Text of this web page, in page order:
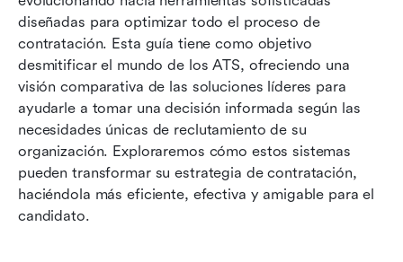
diseñadas para optimizar todo el proceso de
contratación. Esta guía tiene como objetivo
desmitificar el mundo de los ATS, ofreciendo una
visión comparativa de las soluciones líderes para
ayudarle a tomar una decisión informada según las
necesidades únicas de reclutamiento de su
organización. Exploraremos cómo estos sistemas
pueden transformar su estrategia de contratación,
haciéndola más eficiente, efectiva y amigable para el
candidato.